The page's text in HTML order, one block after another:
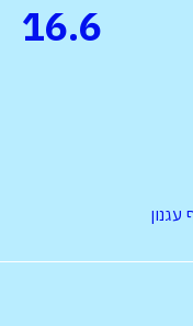
16.6